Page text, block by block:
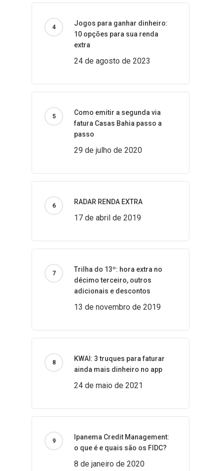
Jogos para ganhar dinheiro:
10 opções para sua renda
extra
24 de agosto de 2023
Como emitir a segunda via
fatura Casas Bahia passo a
passo
29 de julho de 2020
RADAR RENDA EXTRA
17 de abril de 2019
Trilha do 13º: hora extra no
décimo terceiro, outros
adicionais e descontos
13 de novembro de 2019
KWAI: 3 truques para faturar
ainda mais dinheiro no app
24 de maio de 2021
Ipanema Credit Management:
o que é e quais são os FIDC?
8 de janeiro de 2020